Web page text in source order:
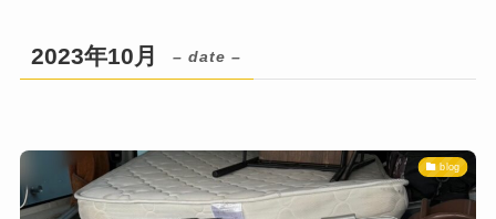
2023年10月 – date –
blog